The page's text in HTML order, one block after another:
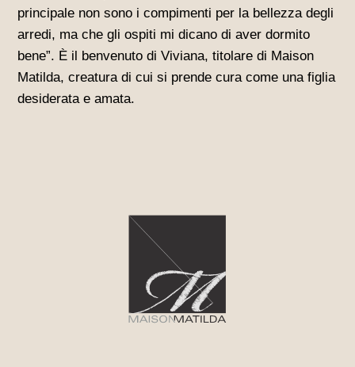
principale non sono i compimenti per la bellezza degli
arredi, ma che gli ospiti mi dicano di aver dormito
bene”. È il benvenuto di Viviana, titolare di Maison
Matilda, creatura di cui si prende cura come una figlia
desiderata e amata.